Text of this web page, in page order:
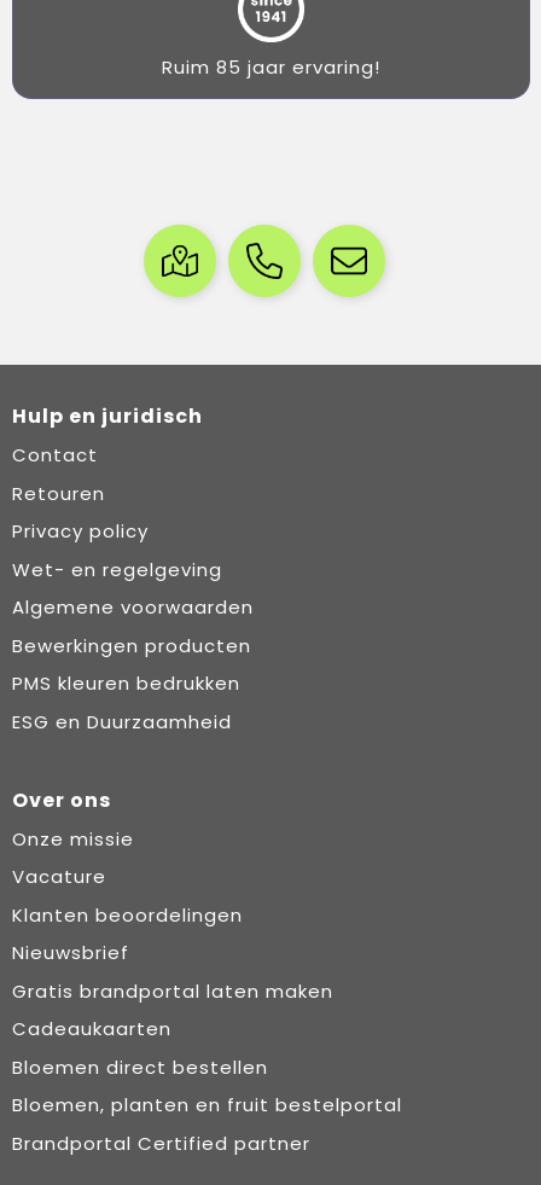
Ruim 85 jaar ervaring!
Hulp en juridisch
Contact
Retouren
Privacy policy
Wet- en regelgeving
Algemene voorwaarden
Bewerkingen producten
PMS kleuren bedrukken
ESG en Duurzaamheid
Over ons
Onze missie
Vacature
Klanten beoordelingen
Nieuwsbrief
Gratis brandportal laten maken
Cadeaukaarten
Bloemen direct bestellen
Bloemen, planten en fruit bestelportal
Brandportal Certified partner